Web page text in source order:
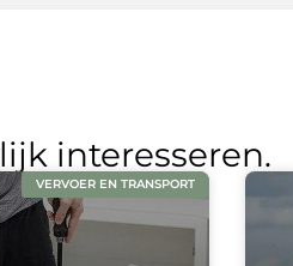
interesseren.
VERVOER EN TRANSPORT